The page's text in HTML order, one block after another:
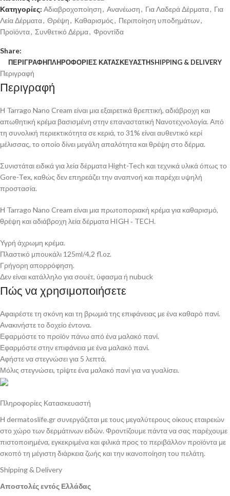
Κατηγορίες: Αδιαβροχοποίηση, Ανανέωση, Για Λαδερά Δέρματα, Για
Λεία Δέρματα, Θρέψη, Καθαρισμός, Περιποίηση υποδημάτων,
Προϊόντα, Συνθετικό Δέρμα, Φροντίδα
Share:
ΠΕΡΙΓΡΑΦΉΠΛΗΡΟΦΟΡΊΕΣ ΚΑΤΑΣΚΕΥΑΣΤΉSHIPPING & DELIVERY
Περιγραφή
Περιγραφή
Η Tarrago Nano Cream είναι μια εξαιρετικά θρεπτική, αδιάβροχη και
απωθητική κρέμα βασισμένη στην επαναστατική Νανοτεχνολογία. Από
τη συνολική περιεκτικότητα σε κεριά, το 31% είναι αυθεντικό κερί
μέλισσας, το οποίο δίνει μεγάλη απαλότητα και θρέψη στο δέρμα.
Συνιστάται ειδικά για λεία δέρματα Hight-Tech και τεχνικά υλικά όπως το
Gore-Tex, καθώς δεν επηρεάζει την αναπνοή και παρέχει υψηλή
προστασία.
Η Tarrago Nano Cream είναι μια πρωτοποριακή κρέμα για καθαρισμό,
θρέψη και αδιάβροχη λεία δέρματα HIGH ‐ TECH.
Υγρή άχρωμη κρέμα.
Πλαστικό μπουκάλι 125ml/4,2 fl.oz.
Γρήγορη απορρόφηση.
Δεν είναι κατάλληλο για σουέτ, ύφασμα ή nubuck
Πώς να χρησιμοποιήσετε
Αφαιρέστε τη σκόνη και τη βρωμιά της επιφάνειας με ένα καθαρό πανί.
Ανακινήστε το δοχείο έντονα.
Εφαρμόστε το προϊόν πάνω από ένα μαλακό πανί.
Εφαρμόστε στην επιφάνεια με ένα μαλακό πανί.
Αφήστε να στεγνώσει για 5 λεπτά.
Μόλις στεγνώσει, τρίψτε ένα μαλακό πανί για να γυαλίσει.
Πληροφορίες Κατασκευαστή
Η dermatoslife.gr συνεργάζεται με τους μεγαλύτερους οίκους εταιρειών
στο χώρο των δερμάτινων ειδών. Φροντίζουμε πάντα να σας παρέχουμε
πιστοποιημένα, εγκεκριμένα και φιλικά προς το περιβάλλον προϊόντα με
σκοπό τη μέγιστη διάρκεια ζωής και την ικανοποίηση του πελάτη.
Shipping & Delivery
Αποστολές εντός Ελλάδας